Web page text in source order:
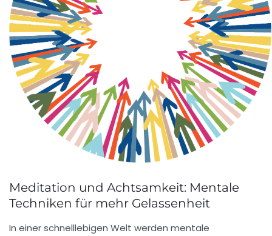
Meditation und Achtsamkeit: Mentale
Techniken für mehr Gelassenheit
In einer schnelllebigen Welt werden mentale